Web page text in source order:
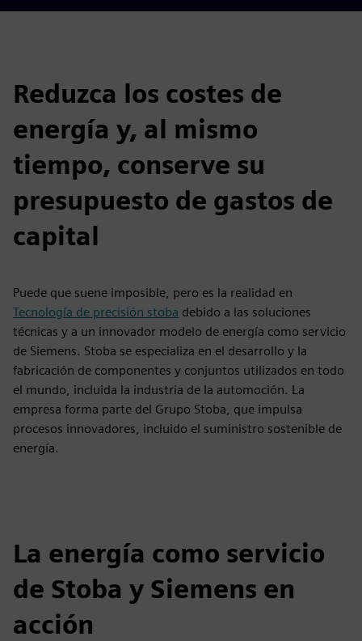
Reduzca los costes de
energía y, al mismo
tiempo, conserve su
presupuesto de gastos de
capital
Puede que suene imposible, pero es la realidad en
Tecnología de precisión stoba debido a las soluciones
técnicas y a un innovador modelo de energía como servicio
de Siemens. Stoba se especializa en el desarrollo y la
fabricación de componentes y conjuntos utilizados en todo
el mundo, incluida la industria de la automoción. La
empresa forma parte del Grupo Stoba, que impulsa
procesos innovadores, incluido el suministro sostenible de
energía.
La energía como servicio
de Stoba y Siemens en
acción